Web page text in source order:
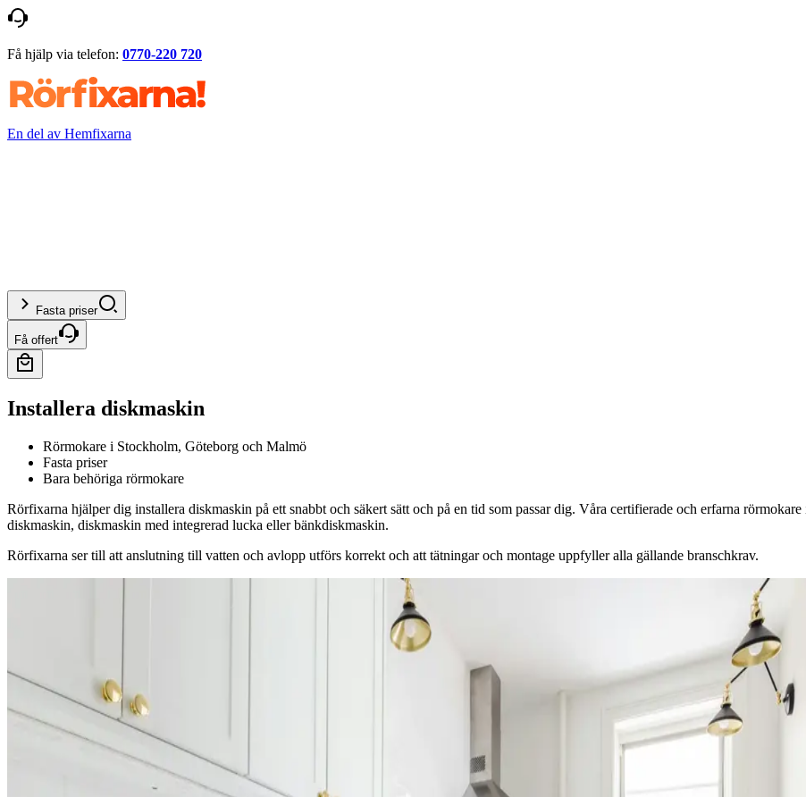
Få hjälp via telefon: 0770-220 720
En del av Hemfixarna
Fasta priser
Få offert
Installera diskmaskin
Rörmokare i Stockholm, Göteborg och Malmö
Fasta priser
Bara behöriga rörmokare
Rörfixarna hjälper dig installera diskmaskin på ett snabbt och säkert sätt och på en tid som passar dig. Våra certifierade och erfarna
diskmaskin, diskmaskin med integrerad lucka eller bänkdiskmaskin.
Rörfixarna ser till att anslutning till vatten och avlopp utförs korrekt och att tätningar och montage uppfyller alla gällande branschkrav.